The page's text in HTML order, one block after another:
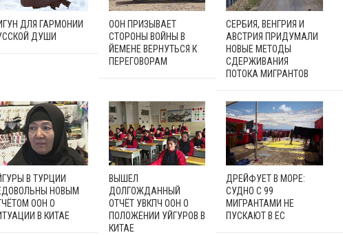
ДЛЯ ГАРМОНИИ
ДУШИ
ООН ПРИЗЫВАЕТ
СТОРОНЫ ВОЙНЫ В
ЙЕМЕНЕ ВЕРНУТЬСЯ К
ПЕРЕГОВОРАМ
СЕРБИЯ, ВЕНГРИЯ И
АВСТРИЯ ПРИДУМАЛИ
НОВЫЕ МЕТОДЫ
СДЕРЖИВАНИЯ
ПОТОКА МИГРАНТОВ
В ТУРЦИИ
НОВЫМ
ООН О
В КИТАЕ
ВЫШЕЛ
ДОЛГОЖДАННЫЙ
ОТЧЁТ УВКПЧ ООН О
ПОЛОЖЕНИИ УЙГУРОВ В
КИТАЕ
ДРЕЙФУЕТ В МОРЕ:
СУДНО С 99
МИГРАНТАМИ НЕ
ПУСКАЮТ В ЕС